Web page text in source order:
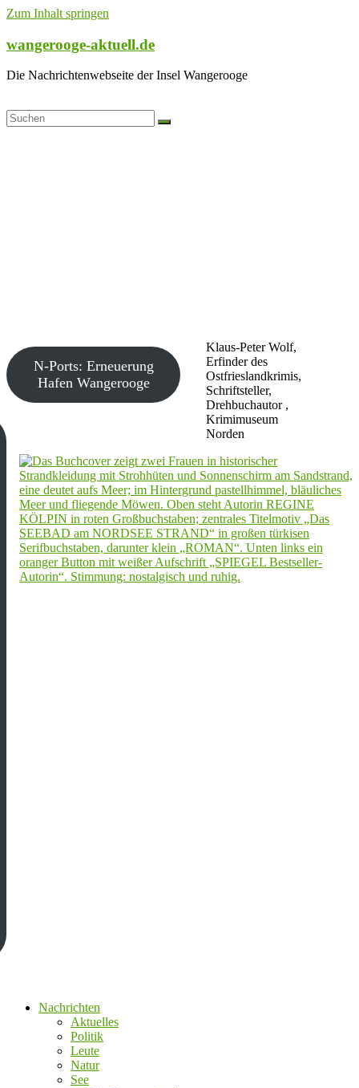
Zum Inhalt springen
wangerooge-aktuell.de
Die Nachrichtenwebseite der Insel Wangerooge
Klaus-Peter Wolf,
Erfinder des
Ostfrieslandkrimis,
Schriftsteller,
Drehbuchautor ,
Krimimuseum
Norden
N-Ports: Erneuerung
Hafen Wangerooge
Nachrichten
Aktuelles
Politik
Leute
Natur
See